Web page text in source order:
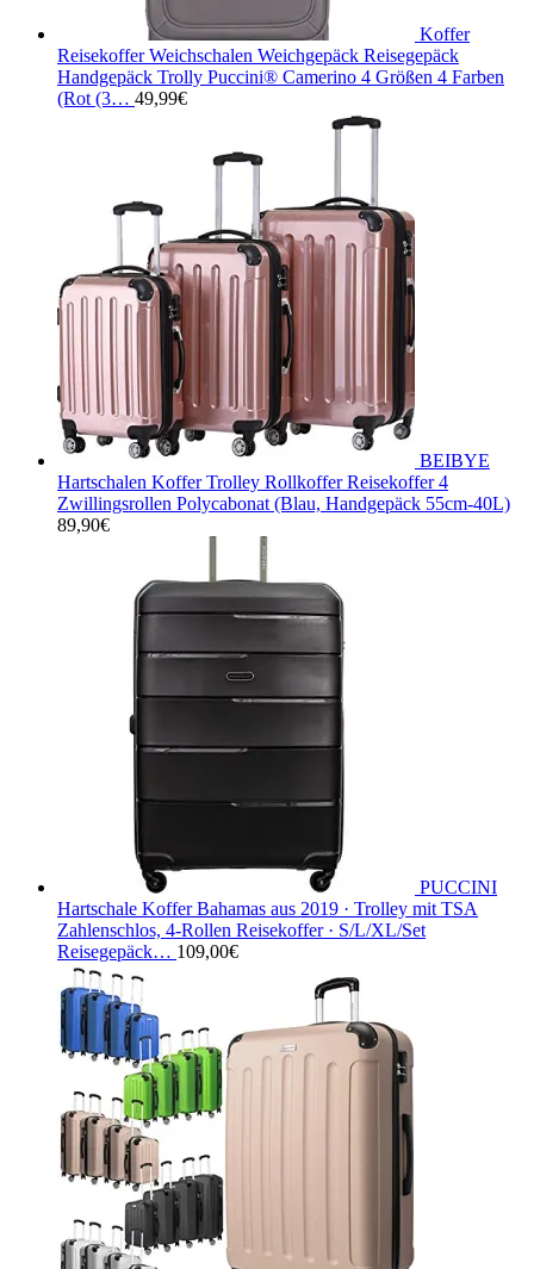
Koffer
Reisekoffer Weichschalen Weichgepäck Reisegepäck
Handgepäck Trolly Puccini® Camerino 4 Größen 4 Farben
(Rot (3… 49,99€
BEIBYE
Hartschalen Koffer Trolley Rollkoffer Reisekoffer 4
Zwillingsrollen Polycabonat (Blau, Handgepäck 55cm-40L)
89,90€
PUCCINI
Hartschale Koffer Bahamas aus 2019 · Trolley mit TSA
Zahlenschlos, 4-Rollen Reisekoffer · S/L/XL/Set
Reisegepäck… 109,00€